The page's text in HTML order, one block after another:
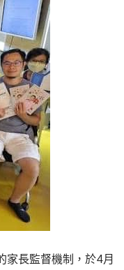
家長監督機制，於4月